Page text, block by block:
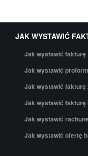
JAK WYSTAWIĆ
Jak wystawić fakturę
Jak wystawić
Jak wystawić fakturę
Jak wystawić fakturę
Jak wystawić
Jak wystawić ofertę